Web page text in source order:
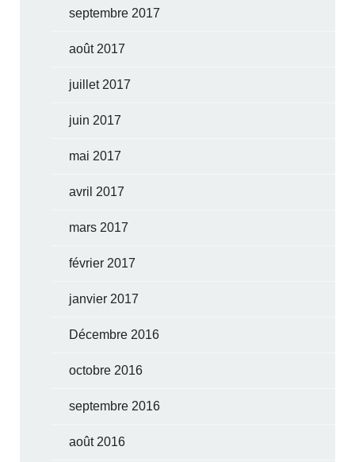
septembre 2017
août 2017
juillet 2017
juin 2017
mai 2017
avril 2017
mars 2017
février 2017
janvier 2017
Décembre 2016
octobre 2016
septembre 2016
août 2016